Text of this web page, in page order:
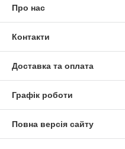
Про нас
Контакти
Доставка та оплата
Графік роботи
Повна версія сайту